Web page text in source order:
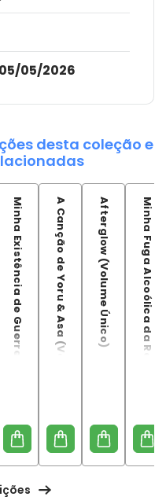
05/05/2026
desta coleção e
Minha Existência de Guerreira ErranteA Canção de Yoru & Asa (Volume Único) Afterglow (Volume Único) Minha Fuga Alcoólica da Realidade